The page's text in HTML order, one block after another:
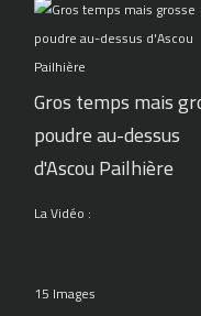
Gros temps mais
poudre au-dessus
d'Ascou Pailhière
La Vidéo :
15 Images